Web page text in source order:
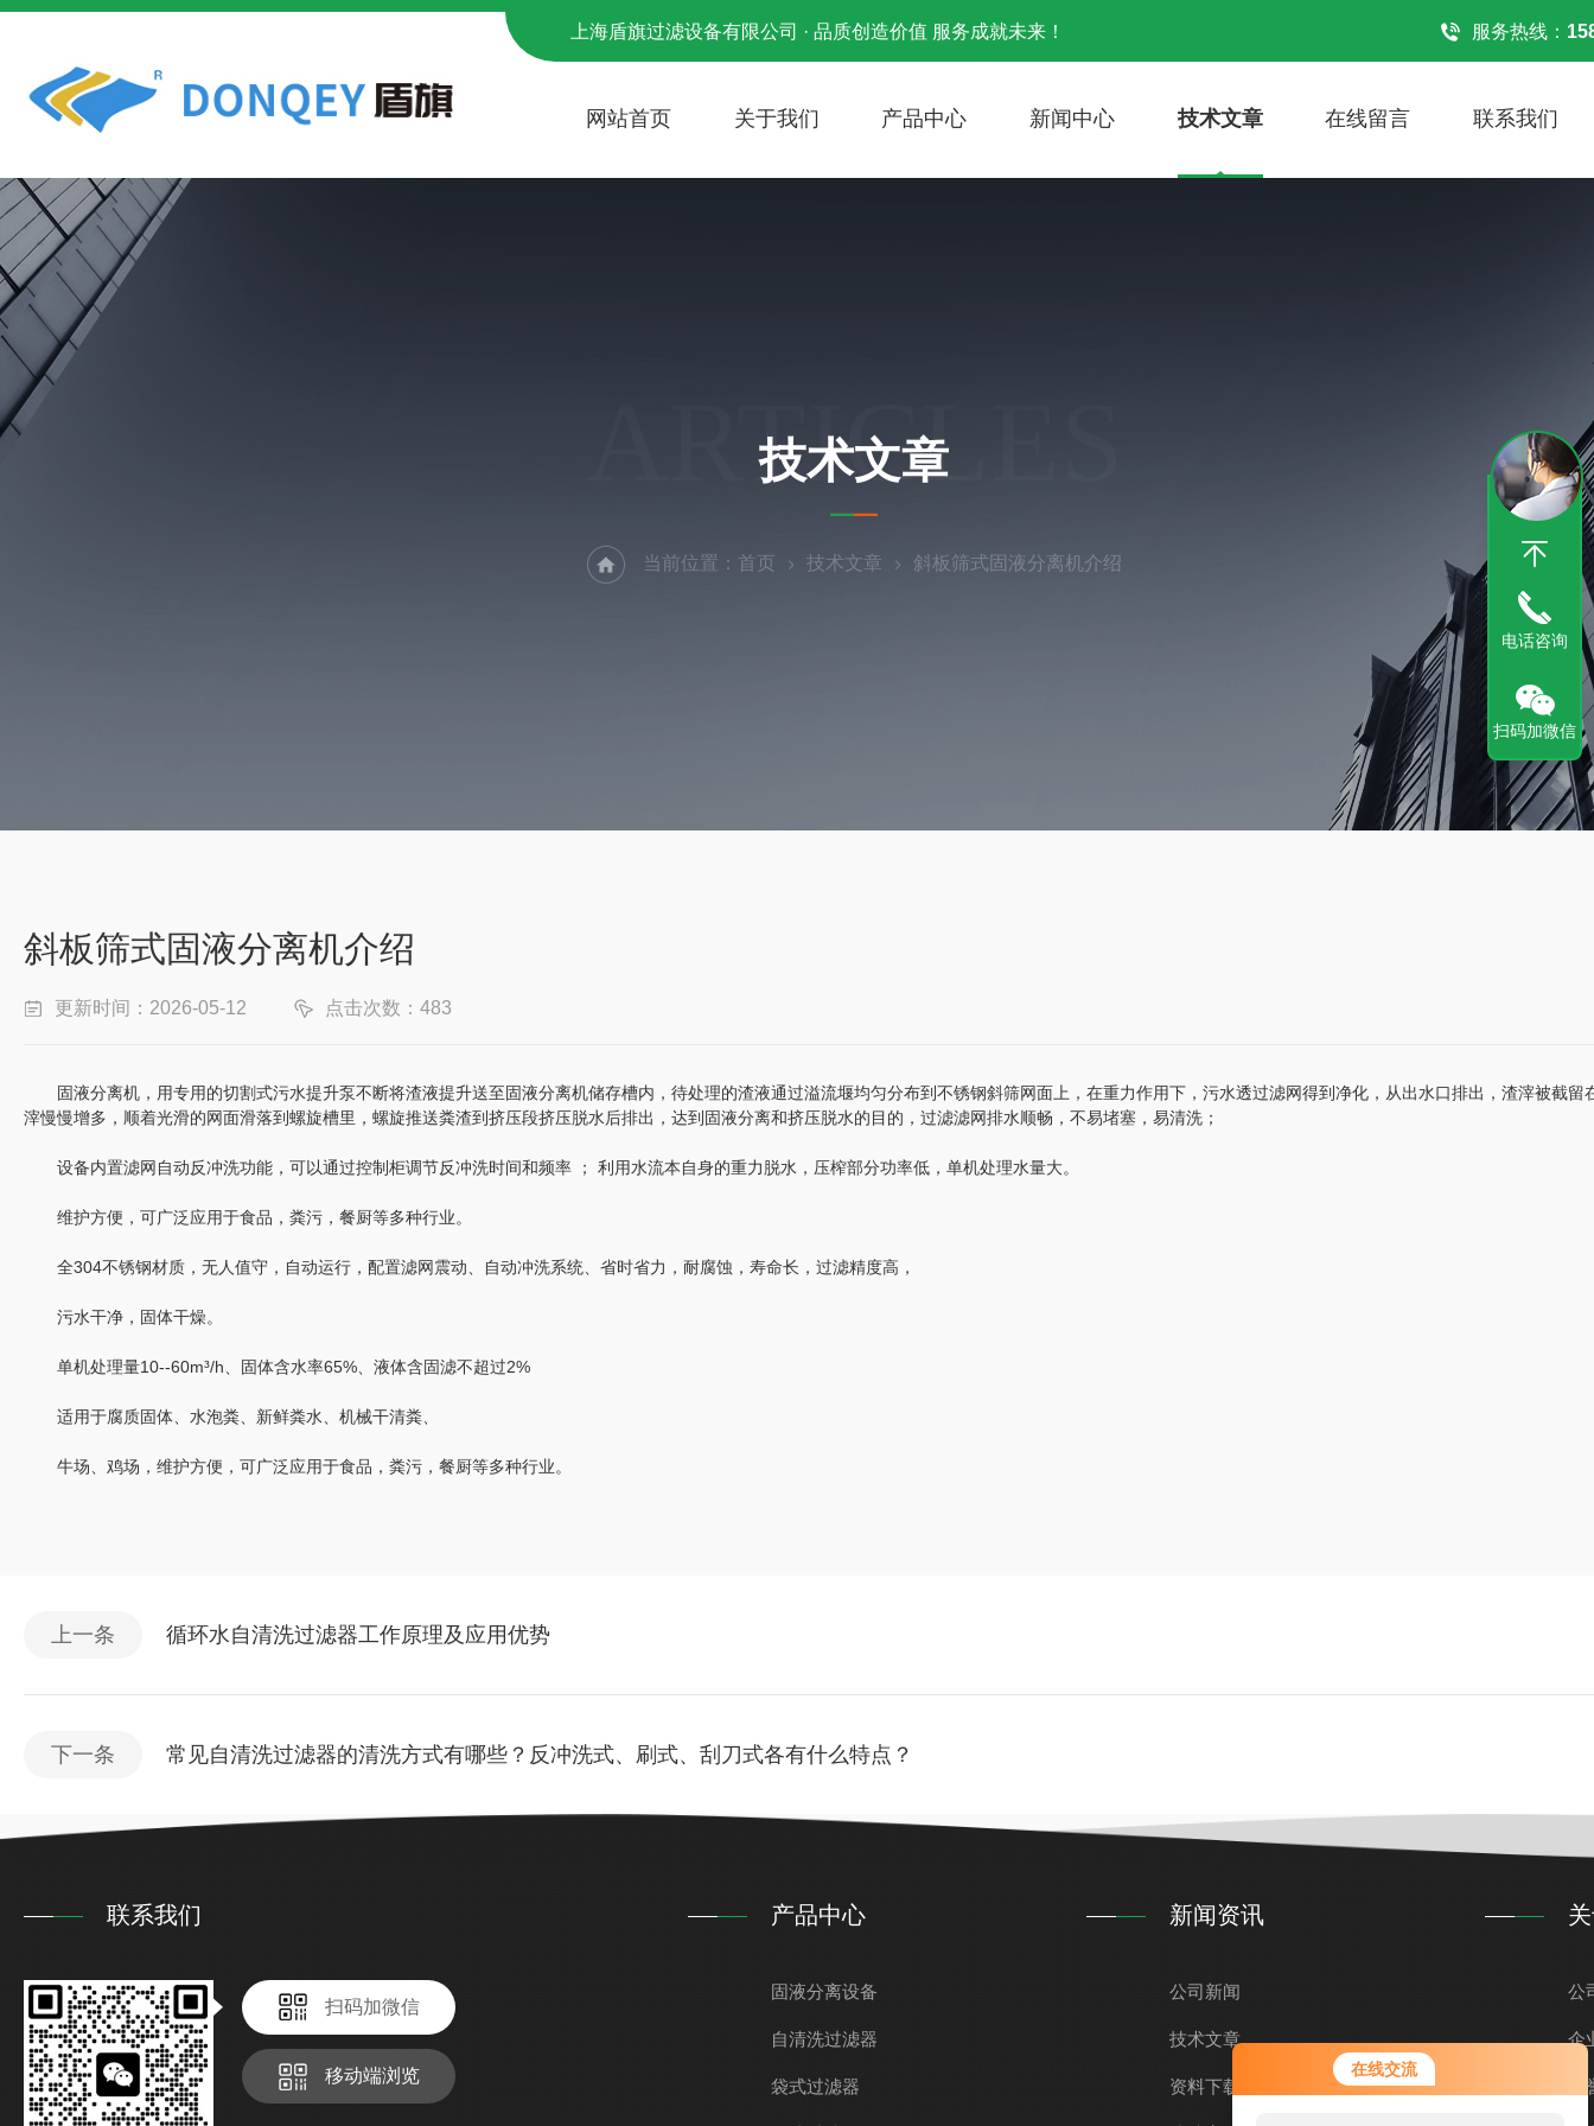
在线交流
上海盾旗过滤设备有限公司 · 品质创造价值 服务成就未来！ 服务热线：
网站首页 关于我们 产品中心 新闻中心 技术文章 在线留言 联系我们
ARTICLES
技术文章
当前位置： 首页 技术文章 斜板筛式固液分离机介绍
斜板筛式固液分离机介绍
更新时间：2026-05-12 点击次数：483
固液分离机，用专用的切割式污水提升泵不断将渣液提升送至固液分离机储存槽内，待处理的渣液通过溢流堰均匀分布到不锈钢斜筛网面上，在重力作用下，污水透过滤网得到净化，从出水口排出，渣滓被截留
滓慢慢增多，顺着光滑的网面滑落到螺旋槽里，螺旋推送粪渣到挤压段挤压脱水后排出，达到固液分离和挤压脱水的目的，过滤滤网排水顺畅，不易堵塞，易清洗；
设备内置滤网自动反冲洗功能，可以通过控制柜调节反冲洗时间和频率 ； 利用水流本自身的重力脱水，压榨部分功率低，单机处理水量大。
维护方便，可广泛应用于食品，粪污，餐厨等多种行业。
全304不锈钢材质，无人值守，自动运行，配置滤网震动、自动冲洗系统、省时省力，耐腐蚀，寿命长，过滤精度高，
污水干净，固体干燥。
单机处理量10--60m³/h、固体含水率65%、液体含固滤不超过2%
适用于腐质固体、水泡粪、新鲜粪水、机械干清粪、
牛场、鸡场，维护方便，可广泛应用于食品，粪污，餐厨等多种行业。
上一条 循环水自清洗过滤器工作原理及应用优势
下一条 常见自清洗过滤器的清洗方式有哪些？反冲洗式、刷式、刮刀式各有什么特点？
联系我们
扫码加微信
移动端浏览
产品中心
固液分离设备
自清洗过滤器
袋式过滤器
新闻资讯
公司新闻
技术文章
资料下载
公
企
电话咨询
扫码加微信